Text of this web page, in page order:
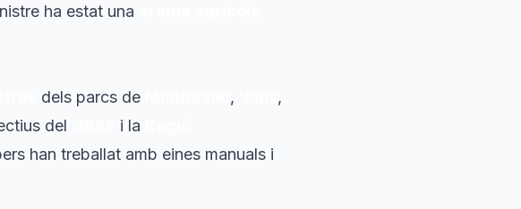
ha estat una
dels parcs de ,
,
del i la
han treballat amb eines manuals i